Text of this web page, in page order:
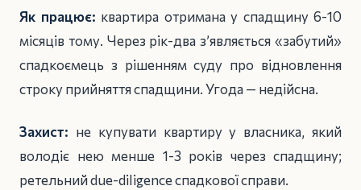
Як працює: квартира отримана у спадщину 6-10
місяців тому. Через рік-два з’являється «забутий»
спадкоємець з рішенням суду про відновлення
строку прийняття спадщини. Угода — недійсна.
Захист: не купувати квартиру у власника, який
володіє нею менше 1-3 років через спадщину;
ретельний due-diligence спадкової справи.